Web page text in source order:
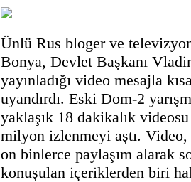
Ünlü Rus bloger ve
Bonya, Devlet Başkanı
yayınladığı video mesajla
uyandırdı. Eski Dom-2
yaklaşık 18 dakikalık
milyon izlenmeyi aştı.
on binlerce paylaşım alarak
konuşulan içeriklerden biri